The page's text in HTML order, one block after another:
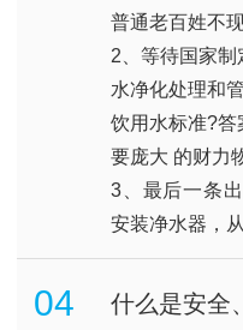
普通老百姓不现
2、等待国家
水净化处理和
饮用水标准?答
要庞大 的财力
3、最后一条
安装净水器，
04 什么是安全